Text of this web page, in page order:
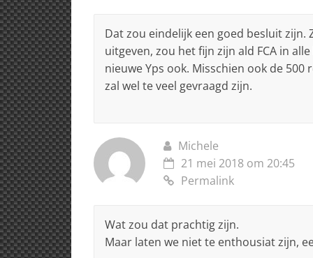
Dat zou eindelijk een goed besluit zijn.
uitgeven, zou het fijn zijn ald FCA in
nieuwe Yps ook. Misschien ook de
zal wel te veel gevraagd zijn.
Michele
21 mei 2018 om 20:45
Permalink
Wat zou dat prachtig zijn.
Maar laten we niet te enthousiat zijn,